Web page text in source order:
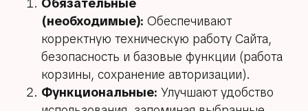
(необходимые): Обеспечивают
корректную техническую работу Сайта,
безопасность и базовые функции (работа
корзины, сохранение авторизации).
Функциональные: Улучшают удобство